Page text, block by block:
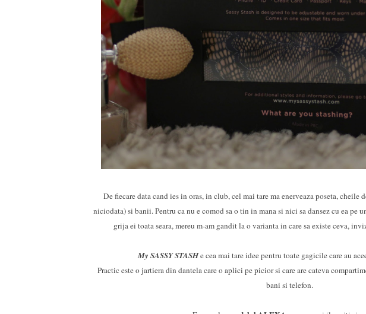
De fiecare data cand ies in oras, in club, cel mai tare ma enerveaza poseta, cheile
niciodata) si banii. Pentru ca nu e comod sa o tin in mana si nici sa dansez cu ea pe
grija ei toata seara, mereu m-am gandit la o varianta in care sa existe ceva,
My SASSY STASHe cea mai tare idee pentru toate gagicile care au
Practic este o jartiera din dantela care o aplici pe picior si care are cateva
bani si telefon.